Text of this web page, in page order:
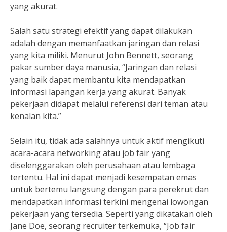
yang akurat.
Salah satu strategi efektif yang dapat dilakukan
adalah dengan memanfaatkan jaringan dan relasi
yang kita miliki. Menurut John Bennett, seorang
pakar sumber daya manusia, “Jaringan dan relasi
yang baik dapat membantu kita mendapatkan
informasi lapangan kerja yang akurat. Banyak
pekerjaan didapat melalui referensi dari teman atau
kenalan kita.”
Selain itu, tidak ada salahnya untuk aktif mengikuti
acara-acara networking atau job fair yang
diselenggarakan oleh perusahaan atau lembaga
tertentu. Hal ini dapat menjadi kesempatan emas
untuk bertemu langsung dengan para perekrut dan
mendapatkan informasi terkini mengenai lowongan
pekerjaan yang tersedia. Seperti yang dikatakan oleh
Jane Doe, seorang recruiter terkemuka, “Job fair